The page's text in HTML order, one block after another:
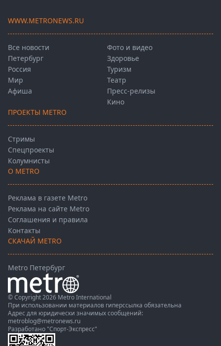
WWW.METRONEWS.RU
Все новости
Петербург
Россия
Мир
Афиша
Фото и видео
Здоровье
Туризм
Театр
Пресс-релизы
Кино
ПРОЕКТЫ METRO
Стримы
Спецпроекты
Колумнисты
О METRO
Реклама в газете Metro
Реклама на сайте Metro
Соглашения и правила
Контакты
СКАЧАЙ METRO
Metro Петербург
© Copyright 2026 Metro International
При использовании материалов гиперссылка обязательна
Адрес для юридически значимых сообщений:
metroblog@metronews.ru
Разработано "Спорт-Экспресс"